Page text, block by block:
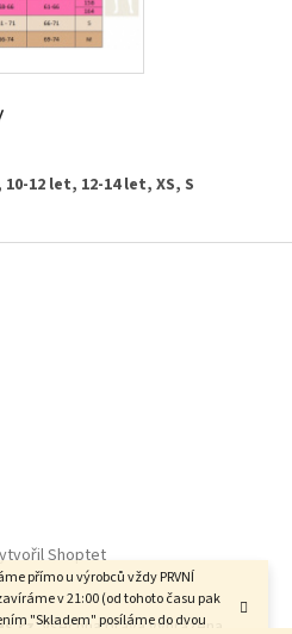
přímo u výrobců vždy PRVNÍ
v 21:00 (od tohoto času pak
"Skladem" posíláme do dvou
v
12 let, 12-14 let, XS, S
Shoptet
. Všechna práva vyhrazena.